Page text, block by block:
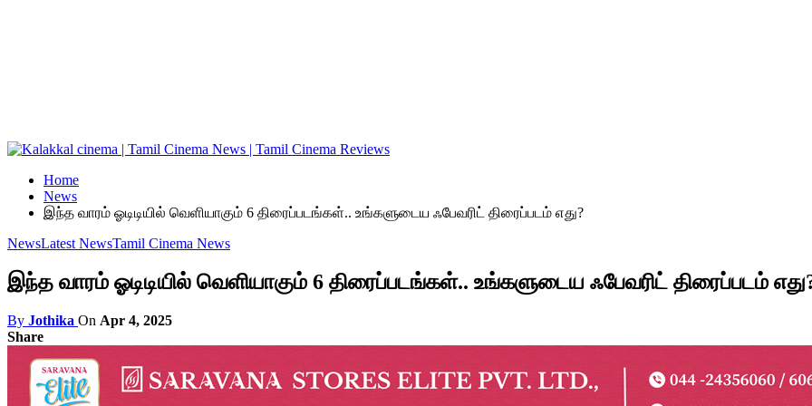
Home
News
இந்த வாரம் ஓடிடியில் வெளியாகும் 6 திரைப்படங்கள்.. உங்களுடைய ஃபேவரிட் திரைப்படம் எது?
NewsLatest NewsTamil Cinema News
இந்த வாரம் ஓடிடியில் வெளியாகும் 6 திரைப்படங்கள்.. உங்களுடைய ஃபேவரிட் திரைப்படம்
By Jothika On Apr 4, 2025
Share